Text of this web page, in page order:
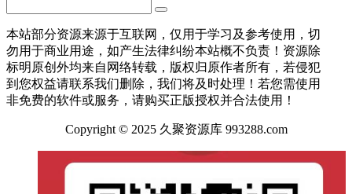
本站部分资源来源于互联网，仅用于学习及参考使用，切
勿用于商业用途，如产生法律纠纷本站概不负责！资源除
标明原创外均来自网络转载，版权归原作者所有，若侵犯
到您权益请联系我们删除，我们将及时处理！若您需使用
非免费的软件或服务，请购买正版授权并合法使用！
Copyright © 2025 久聚资源库 993288.com